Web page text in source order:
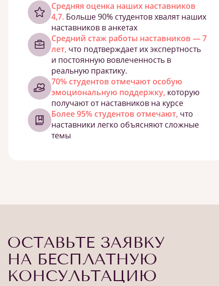
Cредняя оценка наших наставников
4,7. Больше 90% студентов хвалят наших
наставников в анкетах
Средний стаж работы наставников — 7
лет, что подтверждает их экспертность
и постоянную вовлеченность в
реальную практику.
70% студентов отмечают особую
эмоциональную поддержку, которую
получают от наставников на курсе
Более 95% студентов отмечают, что
наставники легко объясняют сложные
темы
ОСТАВЬТЕ ЗАЯВКУ
НА БЕСПЛАТНУЮ
КОНСУЛЬТАЦИЮ